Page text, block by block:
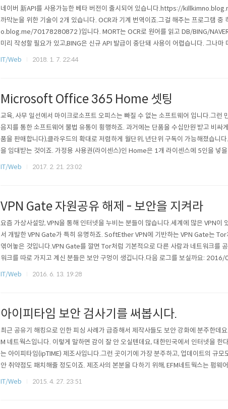
네이버 新API를 사용가능한 베타 버전이 출시되어 있습니다.https://
까막눈을 위한 기술이 2개 있습니다. OCR과 기계 번역이죠.그걸 해주는 프로그램
o.blog.me/70178280872 )입니다. MORT는 OCR로 원어를 읽고 DB/BING/
미리 작성할 필요가 있고,BING은 신규 API 발급이 중단돼 사용이 어렵습니다. 그나마
가 번역 API 발급이 가능한데, 이런 오류가 나면서 안 되는 경우가 있습니다. 가이
IT/Web 2018. 1. 7. 22:44
Microsoft Office 365 Home 셋팅
교육, 사무 일선에서 마이크로소프트 오피스는 빠질 수 없는 소프트웨어 입니다.그런
음지를 통한 소프트웨어 불법 유통이 횡행하죠. 과거에는 단품을 수십만원 받고 비싸
품을 판매합니다),클라우드의 확대로 저렴하게 월단위, 년단위 구독이 가능해졌습니
을 임대받는 것이죠. 가정용 사용권(라이센스)인 Home은 1개 라이센스에 5인을 넣
폰, 1태블릿에 최신 MS오피스를 언제나 설치할 수 있습니다.(태블릿에는 10인치 이
IT/Web 2017. 2. 21. 23:02
VPN Gate 자원공유 해제 - 보안을 지켜라
요즘 가상사설망, VPN을 통해 인터넷을 누비는 분들이 많습니다.세계에 많은 VPN이
서 개발한 VPN Gate가 특히 유명하죠. SoftEther VPN에 기반하는 VPN Gate는 Tor
엮어놓은 것입니다.VPN Gate를 깔면 Tor처럼 기본적으로 다른 사람과 네트워크를
워크를 따로 가지고 계신 분들은 보안 구멍이 생깁니다.다음 로그를 보실까요:
IP 할당함: ***.***.***.46 (MAC : **-**-**-**-**-**) 2016/04/21 15:25:05 DHCP
IT/Web 2016. 6. 13. 19:28
아이피타임 보안 검사기를 써봅시다.
최근 공유기 해킹으로 인한 피싱 사례가 급증해서 제작사들도 보안 강화에 분주한데
M 네트웍스입니다. 이렇게 말하면 감이 잘 안 오실텐데요, 대한민국에서 인터넷을 한
는 아이피타임(ipTIME) 제조사입니다.그런 곳이기에 가장 분주하고, 업데이트의 규
안 취약점도 패치해줄 정도이죠. 제조사의 본분을 다하기 위해, EFM네트웍스는 펌웨
기를 통합 배포하고 있습니다.대다수 사람들은 공유기는 잘 굴러가면 그만이라는 마
IT/Web 2015. 4. 27. 23:51